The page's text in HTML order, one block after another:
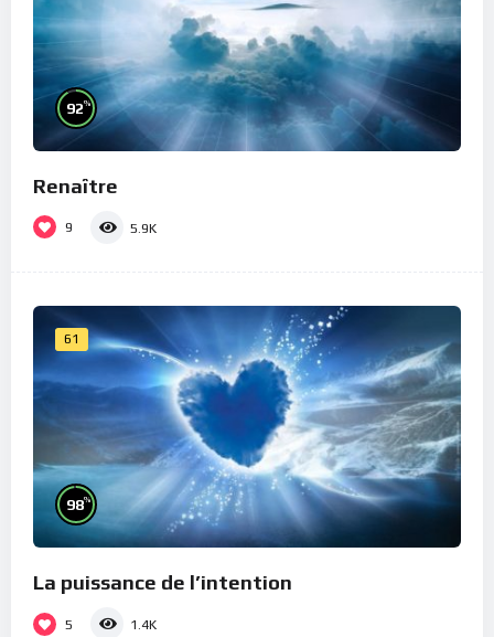
92%
Renaître
9 5.9K
61
98%
La puissance de l’intention
5 1.4K